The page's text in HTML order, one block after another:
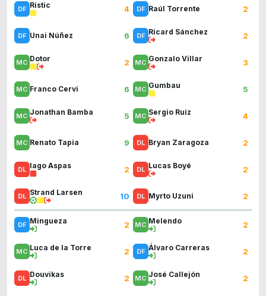
Ristic 4
Unai Núñez 6
Dotor 2
Franco Cervi 6
Jonathan Bamba 5
Renato Tapia 9
Iago Aspas 2
Strand Larsen 10
Mingueza 2
Luca de la Torre 2
Douvikas 2
Raúl Torrente 2
Ricard Sánchez 2
Gonzalo Villar 3
Gumbau 5
Sergio Ruiz 4
Bryan Zaragoza 2
Lucas Boyé 2
Myrto Uzuni 2
Melendo 2
Álvaro Carreras 2
José Callejón 2